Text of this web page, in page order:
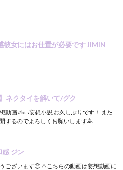
彼女にはお仕置が必要です JIMIN
ネクタイを解いて/グク
動画 #bts妄想小説 お久しぶりです！ また
するのでよろしくお願いします🙇
感 ジン
ございます🥺 ⚠️こちらの動画は妄想動画に